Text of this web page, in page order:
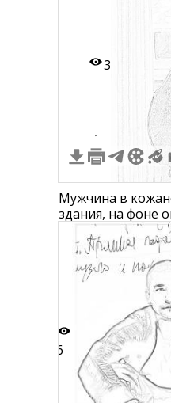
3
1
Мужчина в
здания, на фоне
6